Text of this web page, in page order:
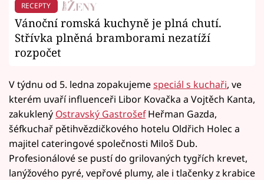
RECEPTY
Vánoční romská kuchyně je plná chutí.
Střívka plněná bramborami nezatíží
rozpočet
V týdnu od 5. ledna zopakujemespeciál s kuchaři, ve
kterém uvaří influenceři Libor Kovačka a Vojtěch Kanta,
zakuklený Ostravský GastrošefHeřman Gazda,
šéfkuchař pětihvězdičkového hotelu Oldřich Holec a
majitel cateringové společnosti Miloš Dub.
Profesionálové se pustí do grilovaných tygřích krevet,
lanýžového pyré, vepřové plumy, ale i tlačenky z krabice